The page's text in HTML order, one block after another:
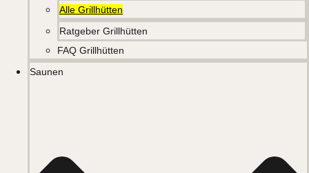
Alle Grillhütten
Ratgeber Grillhütten
FAQ Grillhütten
Saunen